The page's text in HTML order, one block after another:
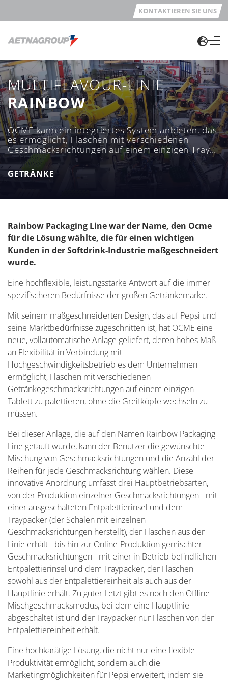
KONTAKTIEREN SIE UNS
MULTIFLAVOUR-LINIE
RAINBOW
OCME kann ein integriertes System anbieten, das
es ermöglicht, Flaschen mit verschiedenen
Geschmacksrichtungen auf einem einzigen Tray
zu palettieren, um die Anforderungen des Kunden
zu erfüllen.
GETRÄNKE
Rainbow Packaging Line war der Name, den Ocme
für die Lösung wählte, die für einen wichtigen
Kunden in der Softdrink-Industrie maßgeschneidert
wurde.
Eine hochflexible, leistungsstarke Antwort auf die immer
spezifischeren Bedürfnisse der großen Getränkemarke.
Mit seinem maßgeschneiderten Design, das auf Pepsi und
seine Marktbedürfnisse zugeschnitten ist, hat OCME eine
neue, vollautomatische Anlage geliefert, deren hohes Maß
an Flexibilität in Verbindung mit
Hochgeschwindigkeitsbetrieb es dem Unternehmen
ermöglicht, Flaschen mit verschiedenen
Getränkegeschmacksrichtungen auf einem einzigen
Tablett zu palettieren, ohne die Greifköpfe wechseln zu
müssen.
Bei dieser Anlage, die auf den Namen Rainbow Packaging
Line getauft wurde, kann der Benutzer die gewünschte
Mischung von Geschmacksrichtungen und die Anzahl der
Reihen für jede Geschmacksrichtung wählen. Diese
innovative Anordnung umfasst drei Hauptbetriebsarten,
von der Produktion einzelner Geschmacksrichtungen - mit
einer ausgeschalteten Entpalettierinsel und dem
Traypacker (der Schalen mit einzelnen
Geschmacksrichtungen herstellt), der Flaschen aus der
Linie erhält - bis hin zur Online-Produktion gemischter
Geschmacksrichtungen - mit einer in Betrieb befindlichen
Entpalettierinsel und dem Traypacker, der Flaschen
sowohl aus der Entpalettiereinheit als auch aus der
Hauptlinie erhält. Zu guter Letzt gibt es noch den Offline-
Mischgeschmacksmodus, bei dem eine Hauptlinie
abgeschaltet ist und der Traypacker nur Flaschen von der
Entpalettiereinheit erhält.
Eine hochkarätige Lösung, die nicht nur eine flexible
Produktivität ermöglicht, sondern auch die
Marketingmöglichkeiten für Pepsi erweitert, indem sie